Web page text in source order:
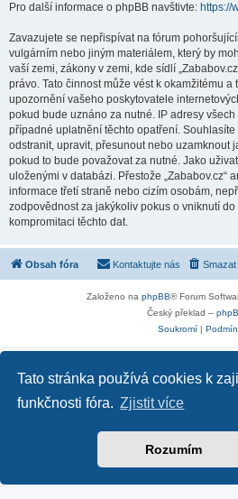
Tato stránka používá cookies k
funkčnosti fóra. Zjistit více
Rozumím
Pro další informace o phpBB navštivte: https://
Zavazujete se nepřispívat na fórum
vulgárním nebo jiným materiálem, který by
vaší zemi, zákony v zemi, kde sídlí
právo. Tato činnost může vést k okamžitému
upozornění vašeho poskytovatele
pokud bude uznáno za nutné. IP adresy
případné uplatnění těchto opatření. Souhlasíte
odstranit, upravit, přesunout nebo uzamknout
pokud to bude považovat za nutné. Jako
uloženými v databázi. Přestože „Zababov.cz“
informace třetí straně nebo cizím osobám,
zodpovědnost za jakýkoliv pokus o vniknutí do
kompromitaci těchto dat.
Obsah fóra Kontaktujte nás
Založeno na phpBB® Forum
Český překlad –
Soukromí|